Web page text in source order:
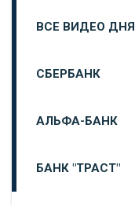
ВСЕ ВИДЕО ДНЯ
СБЕРБАНК
АЛЬФА-БАНК
БАНК "ТРАСТ"